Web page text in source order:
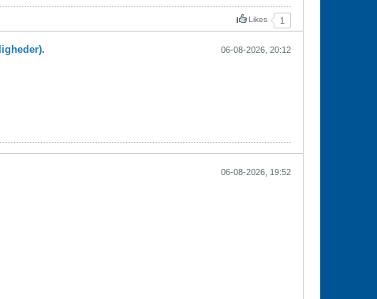
Likes 1
06-08-2026, 20:12
06-08-2026, 19:52